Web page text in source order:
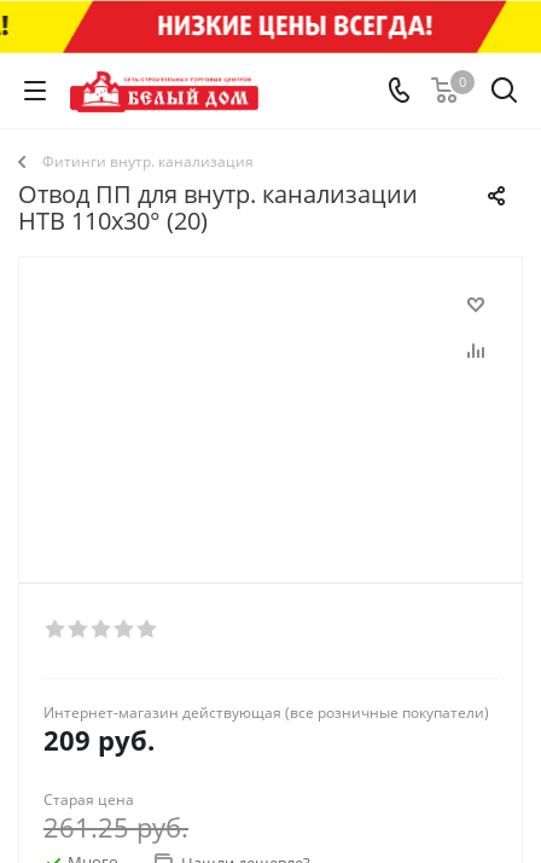
0
Фитинги внутр. канализация
Отвод ПП для внутр. канализации
НТВ 110х30° (20)
Интернет-магазин действующая (все розничные покупатели)
209 руб.
Старая цена
261.25руб.